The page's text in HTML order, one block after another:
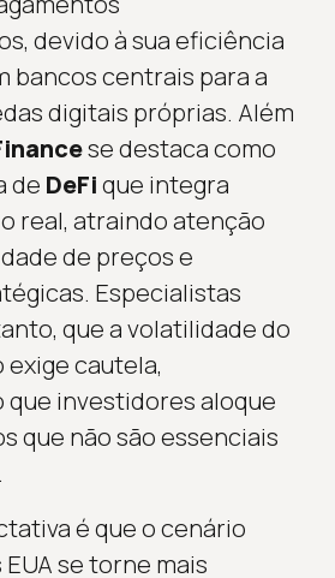
devido à sua eficiência
bancos centrais para a
digitais próprias. Além
se destaca como
de DeFique integra
real, atraindo atenção
de preços e
Especialistas
que a volatilidade do
cautela,
investidores aloque
que não são essenciais
é que o cenário
se torne mais